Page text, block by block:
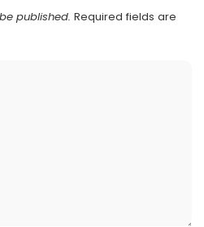
published. Required fields are